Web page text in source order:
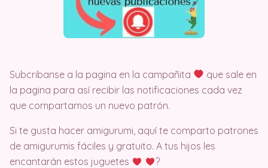
Subcribanse a la pagina en la campañita
que sale en
la pagina para así recibir las notificaciones cada vez
que compartamos un nuevo patrón.
Si te gusta hacer amigurumi, aquí te comparto patrones
de amigurumis fáciles y gratuito. A tus hijos les
encantarán estos juguetes
?